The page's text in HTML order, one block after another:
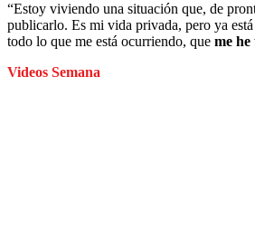
“Estoy viviendo una situación que, de
publicarlo. Es mi vida privada, pero ya
todo lo que me está ocurriendo, que me
Videos Semana